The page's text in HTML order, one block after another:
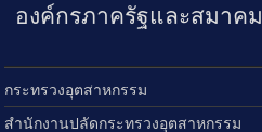
องค์กรภาครัฐและสมาคม
กระทรวงอุตสาหกรรม
สำนักงานปลัดกระทรวงอุตสาหกรรม